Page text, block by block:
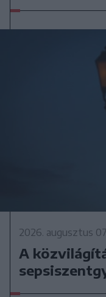
2026. augusztus
A